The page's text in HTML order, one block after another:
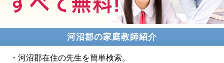
河沼郡の家庭教師紹介
・河沼郡在住の先生を簡単検索。